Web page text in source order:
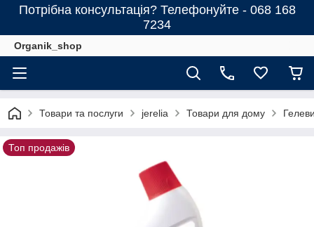
Потрібна консультація? Телефонуйте - 068 168
7234
Organik_shop
Товари та послуги jerelia Товари для дому
Топ продажів